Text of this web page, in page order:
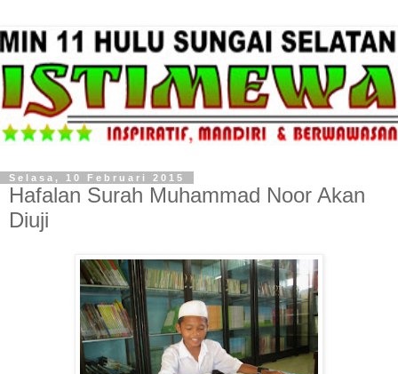
Selasa, 10 Februari 2015
Hafalan Surah Muhammad Noor Akan
Diuji